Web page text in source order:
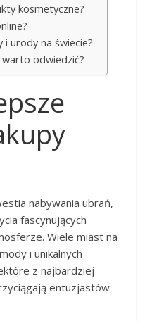
kosmetyczne?
i urody na świecie?
warto odwiedzić?
nabywania ubrań,
fascynujących
Wiele miast na
i unikalnych
z najbardziej
entuzjastów